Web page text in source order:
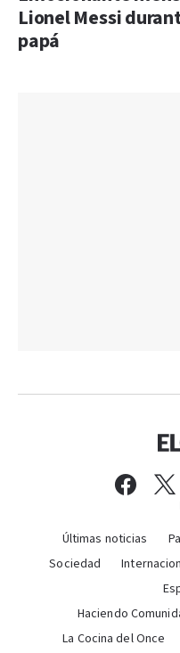
Lionel Messi
papá
Últimas noticias
Sociedad
Haciendo
La Cocina del Once